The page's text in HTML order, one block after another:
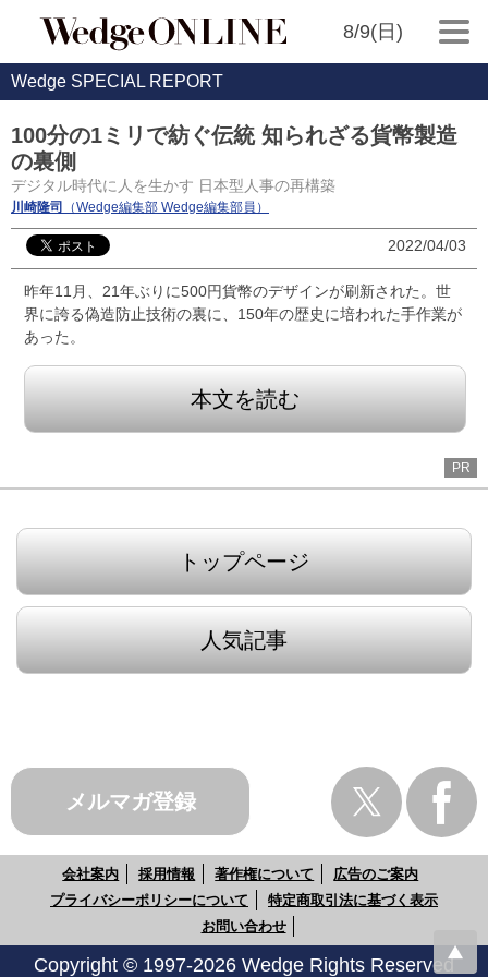
8/9(日)
Wedge SPECIAL REPORT
100分の1ミリで紡ぐ伝統 知られざる貨幣製造
の裏側
デジタル時代に人を生かす 日本型人事の再構築
川崎隆司 （Wedge編集部 Wedge編集部員）
2022/04/03
昨年11月、21年ぶりに500円貨幣のデザインが刷新された。世
界に誇る偽造防止技術の裏に、150年の歴史に培われた手作業が
あった。
本文を読む
PR
トップページ
人気記事
メルマガ登録
会社案内 採用情報 著作権について
広告のご案内
プライバシーポリシーについて
特定商取引法に基づく表示
お問い合わせ
Copyright © 1997-2026 Wedge Rights Reserved